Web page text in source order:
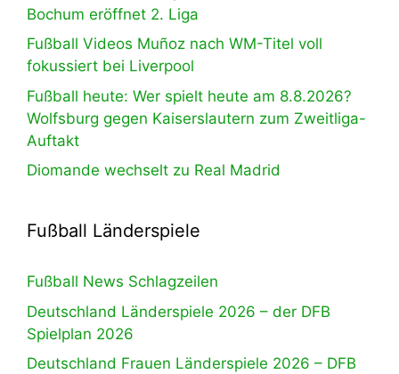
Bochum eröffnet 2. Liga
Fußball Videos Muñoz nach WM-Titel voll
fokussiert bei Liverpool
Fußball heute: Wer spielt heute am 8.8.2026?
Wolfsburg gegen Kaiserslautern zum Zweitliga-
Auftakt
Diomande wechselt zu Real Madrid
Fußball Länderspiele
Fußball News Schlagzeilen
Deutschland Länderspiele 2026 – der DFB
Spielplan 2026
Deutschland Frauen Länderspiele 2026 – DFB